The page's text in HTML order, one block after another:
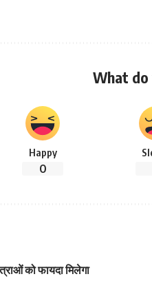
What
Happy
0
को फायदा मिलेगा